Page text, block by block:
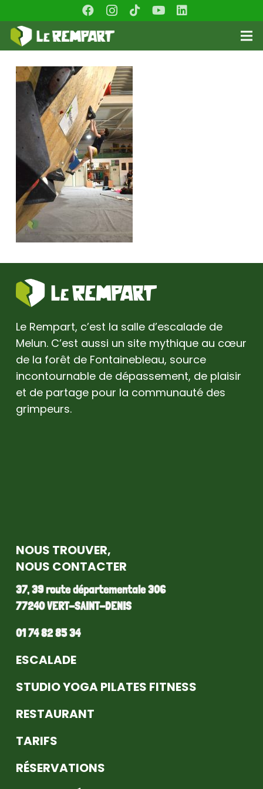
Le Rempart, c’est la salle d’escalade de
Melun. C’est aussi un site mythique au cœur
de la forêt de Fontainebleau, source
incontournable de dépassement, de plaisir
et de partage pour la communauté des
grimpeurs.
NOUS TROUVER,
NOUS CONTACTER
37, 39 route départementale 306
77240 VERT-SAINT-DENIS
01 74 82 85 34
ESCALADE
STUDIO YOGA PILATES FITNESS
RESTAURANT
TARIFS
RÉSERVATIONS